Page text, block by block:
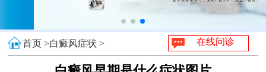
首页 >白癜风症状 > 在线问诊